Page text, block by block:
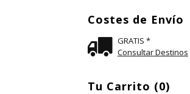
Costes de Envío
GRATIS *
Consultar Destinos
Tu Carrito (0)